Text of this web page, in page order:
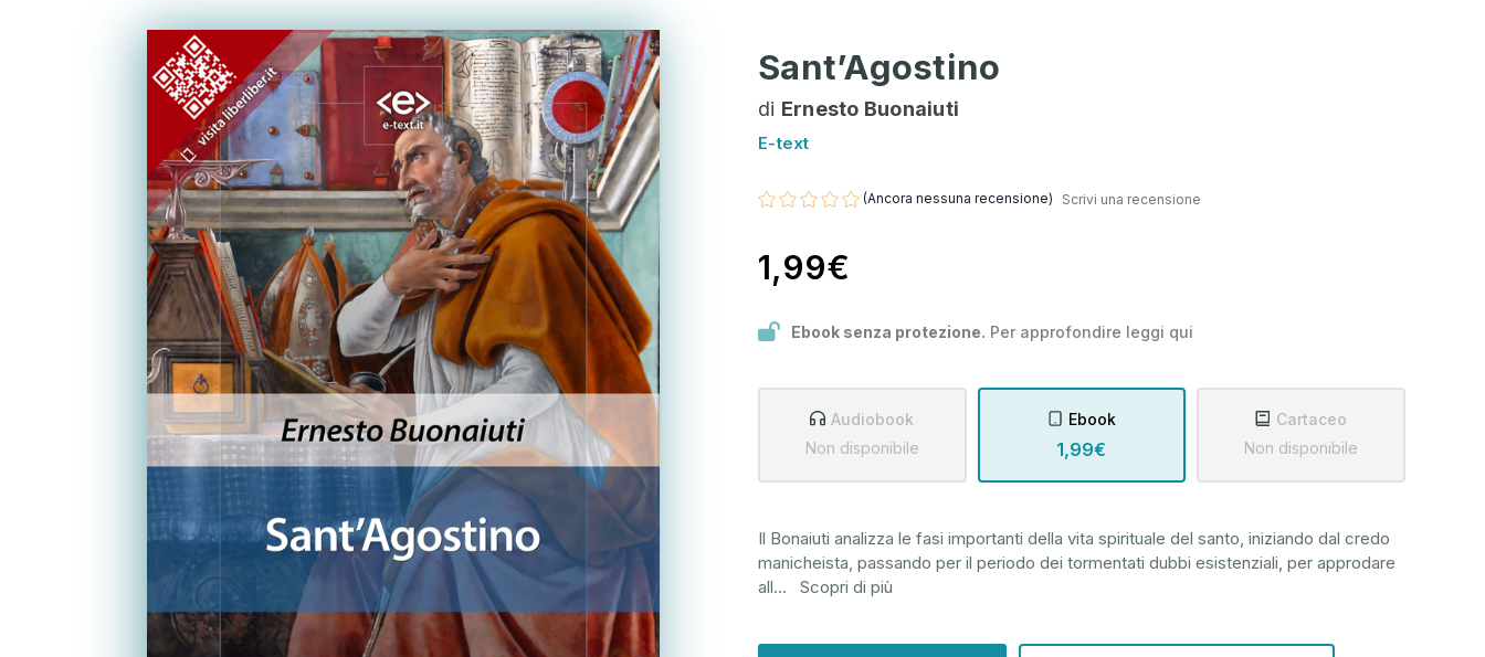
Sant’Agostino
di Ernesto Buonaiuti
E-text
(Ancora nessuna recensione) Scrivi una recensione
1,99€
Ebook senza protezione. Per approfondire leggi qui
Audiobook
Non disponibile
Ebook
1,99€
Cartaceo
Non disponibile
Il Bonaiuti analizza le fasi importanti della vita spirituale del santo, iniziando dal credo
manicheista, passando per il periodo dei tormentati dubbi esistenziali, per approdare
all... Scopri di più